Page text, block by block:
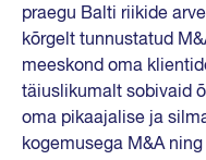
praegu Balti riikide
kõrgelt tunnustatud
meeskond oma
täiuslikumalt sobivaid
oma pikaajalise ja
kogemusega M&A